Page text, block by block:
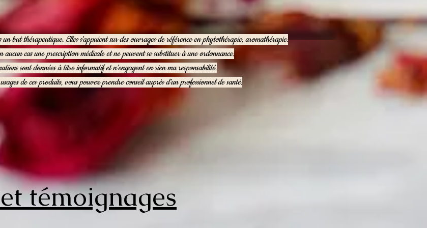
un but thérapeutique. Elles s'appuient sur des ouvrages de référence en phytothérapie, aromathérapie.
aucun cas une prescription médicale et ne peuvent se substituer à une ordonnance.
sont données à titre informatif et n’engagent en rien ma responsabilité.
de ces produits, vous pouvez prendre conseil auprès d’un professionnel de santé.
témoignages